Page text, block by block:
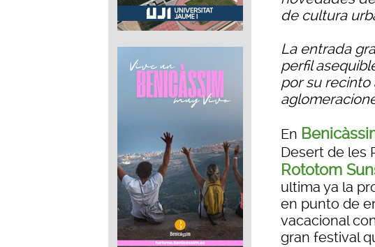
de cultura
La entrada
perfil
por su recinto
En
Desert de les
Rototom
ultima ya la
en punto de
vacacional
gran festival